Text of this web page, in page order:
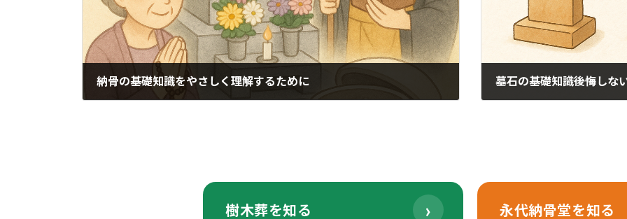
納骨の基礎知識をやさしく理解するために 墓石の基礎知識――後悔し
樹木葬を知る › 永代納骨堂を知る